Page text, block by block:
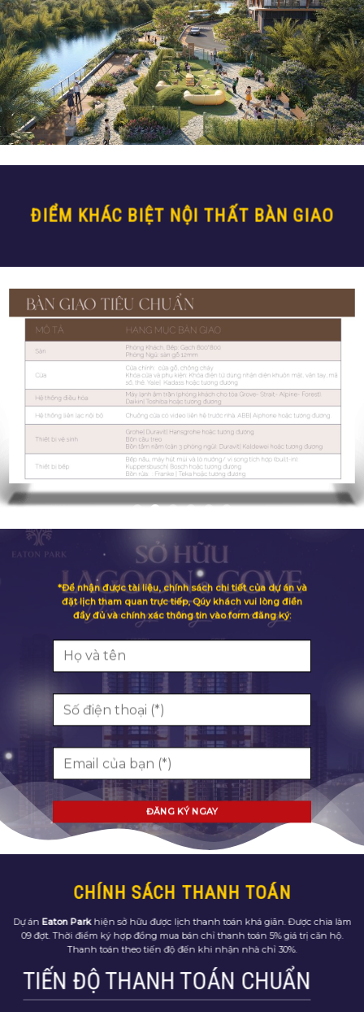
ĐIỂM KHÁC BIỆT NỘI THẤT BÀN GIAO
*Để nhận được tài liệu, chính sách chi tiết của dự án và
đặt lịch tham quan trực tiếp, Qúy khách vui lòng điền
Dự ánEaton Parkhiện sở hữu được lịch thanh toán khá giãn. Được chia làm
09 đợt. Thời điểm ký hợp đồng mua bán chỉ thanh toán 5% giá trị căn hộ.
Thanh toán theo tiến độ đến khi nhận nhà chỉ 30%.
TIẾN ĐỘ THANH TOÁN CHUẨN